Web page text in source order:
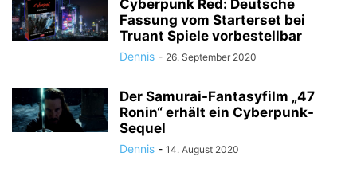
Cyberpunk Red: Deutsche
Fassung vom Starterset bei
Truant Spiele vorbestellbar
Dennis - 26. September 2020
Der Samurai-Fantasyfilm „47
Ronin“ erhält ein Cyberpunk-
Sequel
Dennis - 14. August 2020